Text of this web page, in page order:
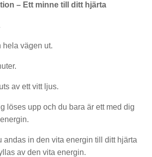
– Ett minne till ditt hjärta
hela vägen ut.
av ett vitt ljus.
löses upp och du bara är ett med dig
andas in den vita energin till ditt hjärta
av den vita energin.